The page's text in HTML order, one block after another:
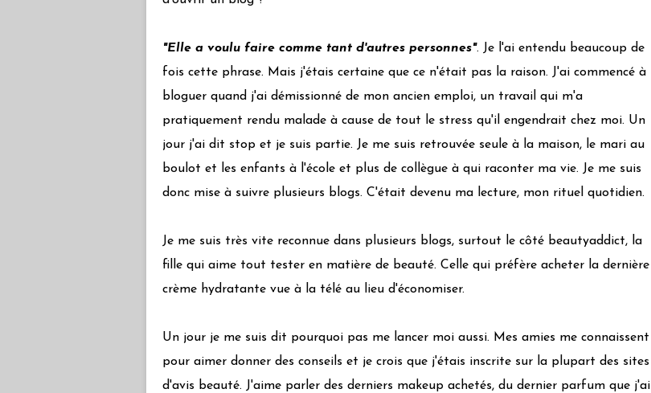
"Elle a voulu faire comme tant d'autres personnes". Je l'ai entendu beaucoup de
fois cette phrase. Mais j'étais certaine que ce n'était pas la raison. J'ai commencé à
bloguer quand j'ai démissionné de mon ancien emploi, un travail qui m'a
pratiquement rendu malade à cause de tout le stress qu'il engendrait chez moi. Un
jour j'ai dit stop et je suis partie. Je me suis retrouvée seule à la maison, le mari au
boulot et les enfants à l'école et plus de collègue à qui raconter ma vie. Je me suis
donc mise à suivre plusieurs blogs. C'était devenu ma lecture, mon rituel quotidien.
Je me suis très vite reconnue dans plusieurs blogs, surtout le côté beautyaddict, la
fille qui aime tout tester en matière de beauté. Celle qui préfère acheter la dernière
crème hydratante vue à la télé au lieu d'économiser.
Un jour je me suis dit pourquoi pas me lancer moi aussi. Mes amies me connaissent
pour aimer donner des conseils et je crois que j'étais inscrite sur la plupart des sites
d'avis beauté. J'aime parler des derniers makeup achetés, du dernier parfum que j'ai